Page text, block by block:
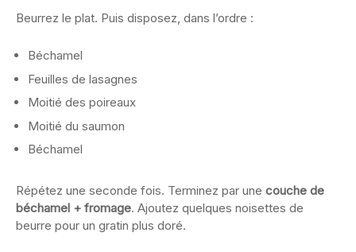
Beurrez le plat. Puis disposez, dans l’ordre :
Béchamel
Feuilles de lasagnes
Moitié des poireaux
Moitié du saumon
Béchamel
Répétez une seconde fois. Terminez par une couche de
béchamel + fromage. Ajoutez quelques noisettes de
beurre pour un gratin plus doré.